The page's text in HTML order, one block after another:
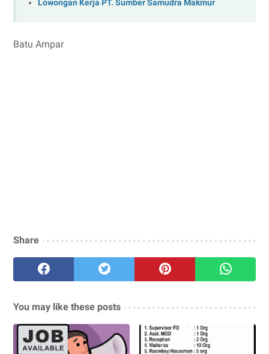
Lowongan Kerja PT. Sumber Samudra Makmur
Batu Ampar
Share
You may like these posts